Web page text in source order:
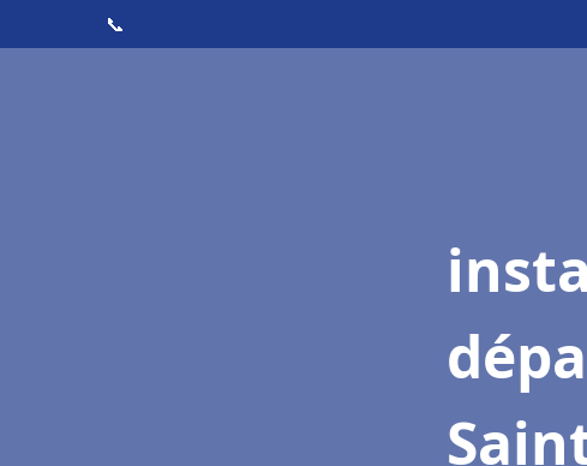
📞